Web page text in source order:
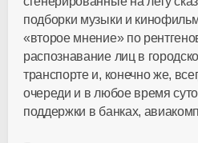
подборки музыки и
«второе мнение» по
распознавание лиц в
транспорте и, конечно же,
очереди и в любое время
поддержки в банках,